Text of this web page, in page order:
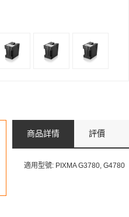
商品詳情 評價
適用型號: PIXMA G3780, G4780